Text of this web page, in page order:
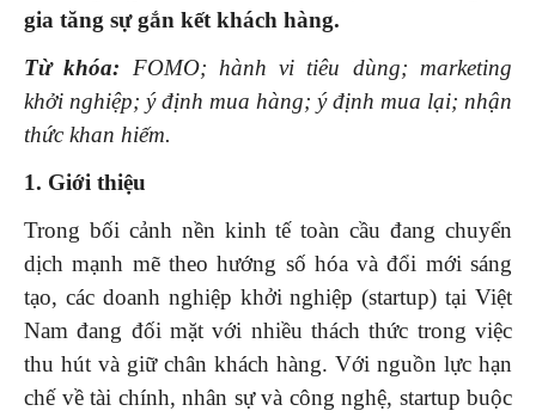
gia tăng sự gắn kết khách hàng.
Từ khóa: FOMO; hành vi tiêu dùng; marketing
khởi nghiệp; ý định mua hàng; ý định mua lại; nhận
thức khan hiếm.
1. Giới thiệu
Trong bối cảnh nền kinh tế toàn cầu đang chuyển
dịch mạnh mẽ theo hướng số hóa và đổi mới sáng
tạo, các doanh nghiệp khởi nghiệp (startup) tại Việt
Nam đang đối mặt với nhiều thách thức trong việc
thu hút và giữ chân khách hàng. Với nguồn lực hạn
chế về tài chính, nhân sự và công nghệ, startup buộc